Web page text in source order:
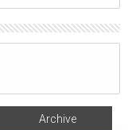
Archive